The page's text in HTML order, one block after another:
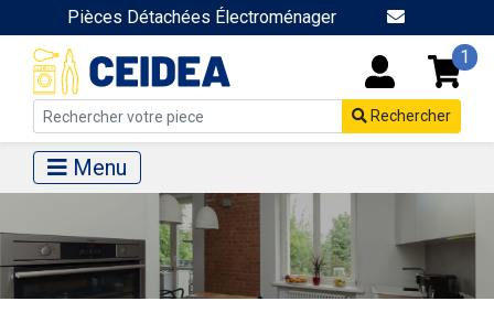
Pièces Détachées Électroménager
Rechercher
1
Menu